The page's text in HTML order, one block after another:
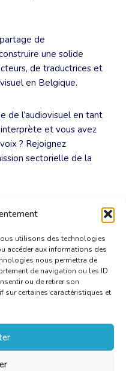
utilisons des technologies
accéder aux informations des
nous permettra de
de navigation ou les ID
ou de retirer son
sur certaines caractéristiques et
de
une solide
de traductrices et
en Belgique.
de l’audiovisuel en tant
et vous avez
? Rejoignez
sectorielle de la